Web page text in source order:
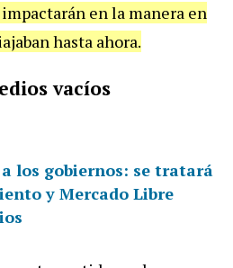
en la manera en
hasta ahora.
vacíos
los gobiernos: se tratará
y Mercado Libre